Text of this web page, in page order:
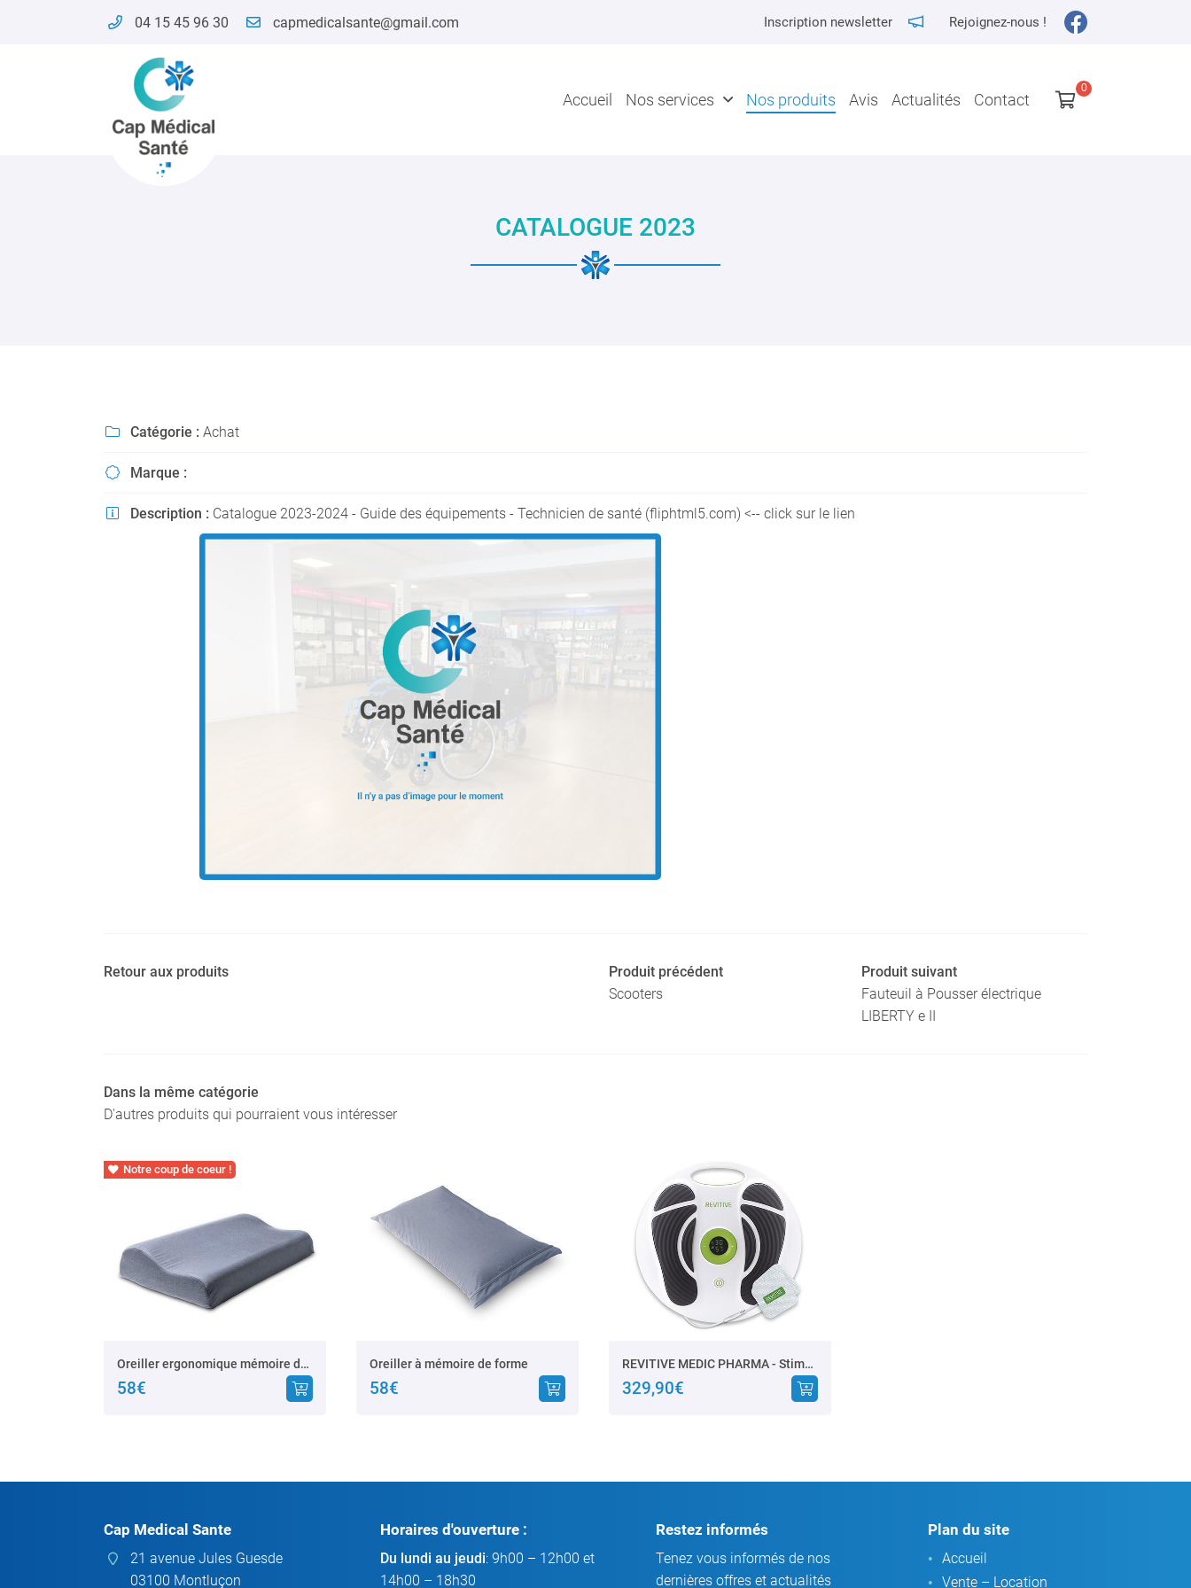
04 15 45 96 30 Inscription newsletter Rejoignez-nous !
Accueil Nos services Nos produits Avis Actualités Contact 
CATALOGUE 2023
 Catégorie : Achat
 Marque :
 Description : Catalogue 2023-2024 - Guide des équipements - Technicien de santé (fliphtml5.com) <-- click sur le lien
Retour aux produits
Produit précédent
Scooters
Produit suivant
Fauteuil à Pousser électrique
LIBERTY e II
Dans la même catégorie
D'autres produits qui pourraient vous intéresser
 Notre coup de coeur !
Oreiller ergonomique mémoire de forme
58€
Oreiller à mémoire de forme
58€
REVITIVE MEDIC PHARMA - Stimulateur de circulation sanguine
329,90€
Cap Medical Sante
21 avenue Jules Guesde
03100 Montluçon
Horaires d'ouverture :
Du lundi au jeudi: 9h00 – 12h00 et
14h00 – 18h30
Restez informés
Tenez vous informés de nos
dernières offres et actualités
Plan du site
Accueil
Vente – Location